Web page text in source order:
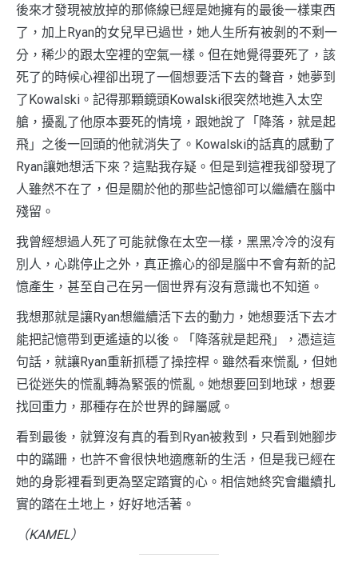
後來才發現被放掉的那條線已經是她擁有的最後一樣東西
了，加上Ryan的女兒早已過世，她人生所有被剝的不剩一
分，稀少的跟太空裡的空氣一樣。但在她覺得要死了，該
死了的時候心裡卻出現了一個想要活下去的聲音，她夢到
了Kowalski。記得那顆鏡頭Kowalski很突然地進入太空
艙，擾亂了他原本要死的情境，跟她說了「降落，就是起
飛」之後一回頭的他就消失了。Kowalski的話真的感動了
Ryan讓她想活下來？這點我存疑。但是到這裡我卻發現了
人雖然不在了，但是關於他的那些記憶卻可以繼續在腦中
殘留。
我曾經想過人死了可能就像在太空一樣，黑黑冷冷的沒有
別人，心跳停止之外，真正擔心的卻是腦中不會有新的記
憶產生，甚至自己在另一個世界有沒有意識也不知道。
我想那就是讓Ryan想繼續活下去的動力，她想要活下去才
能把記憶帶到更遙遠的以後。「降落就是起飛」，憑這這
句話，就讓Ryan重新抓穩了操控桿。雖然看來慌亂，但她
已從迷失的慌亂轉為緊張的慌亂。她想要回到地球，想要
找回重力，那種存在於世界的歸屬感。
看到最後，就算沒有真的看到Ryan被救到，只看到她腳步
中的蹣跚，也許不會很快地適應新的生活，但是我已經在
她的身影裡看到更為堅定踏實的心。相信她終究會繼續扎
實的踏在土地上，好好地活著。
（KAMEL）